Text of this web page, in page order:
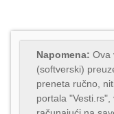
Napomena: Ova
(softverski)
preneta ručno,
portala "Vesti.rs",